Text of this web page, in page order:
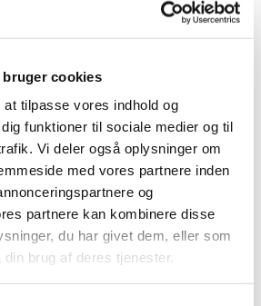
bruger cookies
tilpasse vores indhold og
funktioner til sociale medier og til
Vi deler også oplysninger om
med vores partnere inden
og
partnere kan kombinere disse
du har givet dem, eller som
brug af deres tjenester.